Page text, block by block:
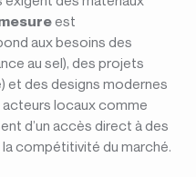
est
aux besoins des
au sel), des projets
et des designs modernes
locaux comme
d’un accès direct à des
compétitivité du marché.